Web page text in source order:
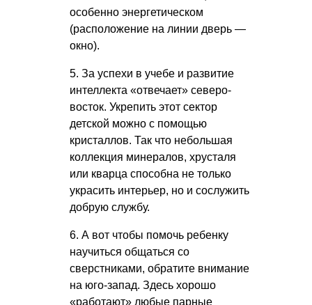
особенно энергетическом
(расположение на линии дверь —
окно).
5. За успехи в учебе и развитие
интеллекта «отвечает» северо-
восток. Укрепить этот сектор
детской можно с помощью
кристаллов. Так что небольшая
коллекция минералов, хрусталя
или кварца способна не только
украсить интерьер, но и сослужить
добрую службу.
6. А вот чтобы помочь ребенку
научиться общаться со
сверстниками, обратите внимание
на юго-запад. Здесь хорошо
«работают» любые парные